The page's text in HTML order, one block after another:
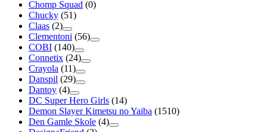
Chomp Squad (0)
Chucky (51)
Claas (2)
Clementoni (56)
COBI (140)
Connetix (24)
Crayola (11)
Danspil (29)
Dantoy (4)
DC Super Hero Girls (14)
Demon Slayer Kimetsu no Yaiba (1510)
Den Gamle Skole (4)